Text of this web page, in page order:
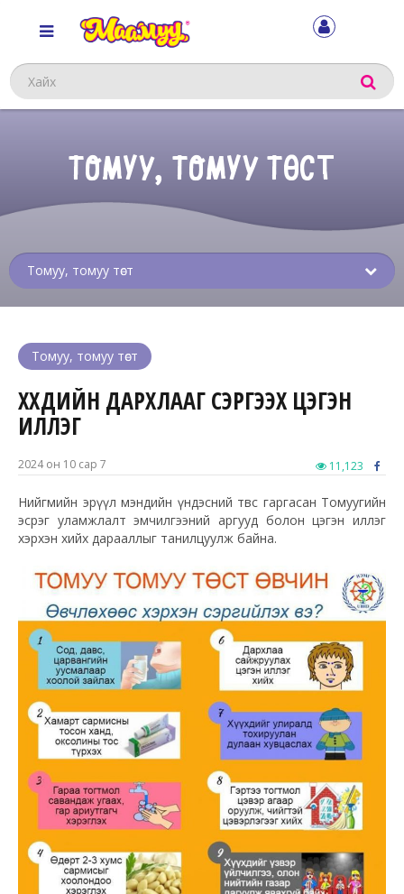
Хайх
ТОМУУ, ТОМУУ ТӨСТ
Томуу, томуу төст
ХҮҮХДИЙН ДАРХЛААГ СЭРГЭЭХ ЦЭГЭН
ИЛЛЭГ
2024 он 10 сар 7 11,123
Нийгмийн эрүүл мэндийн үндэсний төвөөс гаргасан Томуугийн
эсрэг уламжлалт эмчилгээний аргууд болон цэгэн иллэг
хэрхэн хийх дарааллыг танилцуулж байна.